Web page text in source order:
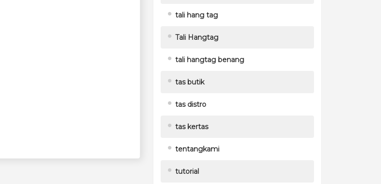
tali hang tag
Tali Hangtag
tali hangtag benang
tas butik
tas distro
tas kertas
tentangkami
tutorial